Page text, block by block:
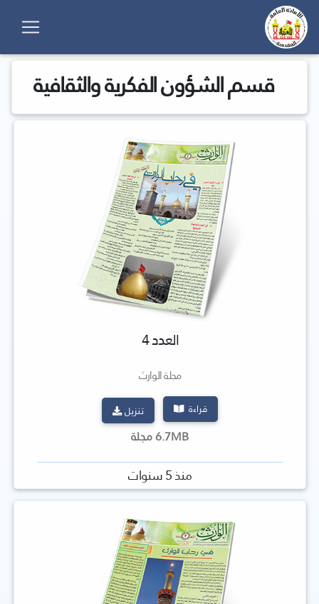
قسم الشؤون الفكرية والثقافية
العدد 4
مجلة الوارث
قراءة تنزيل
6.7MB مجلة
منذ 5 سنوات